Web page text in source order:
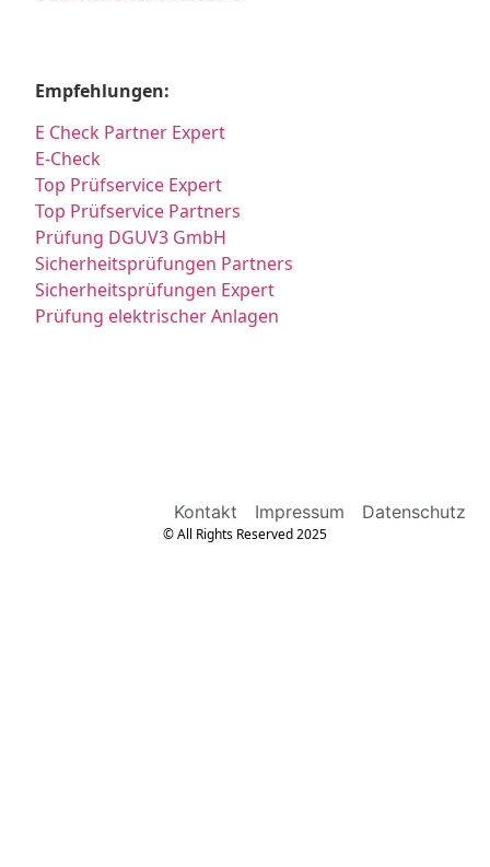
Empfehlungen:
E Check Partner Expert
E-Check
Top Prüfservice Expert
Top Prüfservice Partners
Prüfung DGUV3 GmbH
Sicherheitsprüfungen Partners
Sicherheitsprüfungen Expert
Prüfung elektrischer Anlagen
Kontakt Impressum Datenschutz
© All Rights Reserved 2025